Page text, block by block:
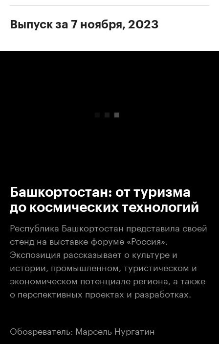
Выпуск за 7 ноября, 2023
Башкортостан: от туризма
до космических технологий
Республика Башкортостан представила своей
стенд на выставке-форуме «Россия».
Экспозиция рассказывает о культуре и
истории, промышленном, туристическом и
экономическом потенциале региона, а также
о перспективных проектах и разработках.
Обозреватель: Марсель Нургатин